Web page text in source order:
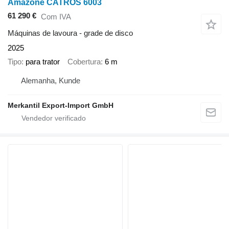
Amazone CATROS 6003
61 290 € Com IVA
Máquinas de lavoura - grade de disco
2025
Tipo para trator Cobertura 6 m
Alemanha, Kunde
Merkantil Export-Import GmbH